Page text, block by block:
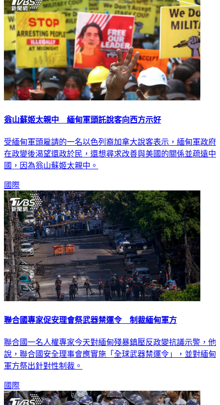
翁山蘇姬太親中 緬甸軍頭託說客向西方示好
受緬甸軍頭雇請的一名以色列裔加拿大說客表示，緬甸軍政府
在政變後渴望還政於民，還想尋求改善與美國的關係並疏遠中
國，因為翁山蘇姬太親中。
國際
聯合國專家促安理會祭武器禁運令 制裁緬甸軍方
聯合國一名人權專家今天對緬甸殘暴鎮壓反政變抗議示警，他
說，聯合國安全理事會應實施「全球武器禁運令」，並對緬甸
軍方祭出針對性制裁。
國際